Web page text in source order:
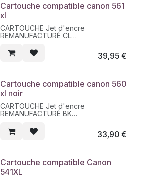
Cartouche compatible canon 561
xl
CARTOUCHE Jet d'encre
REMANUFACTURÉ CL
39,95€
Cartouche compatible canon 560
xl noir
CARTOUCHE Jet d'encre
REMANUFACTURÉ BK
33,90€
Cartouche compatible Canon
541XL